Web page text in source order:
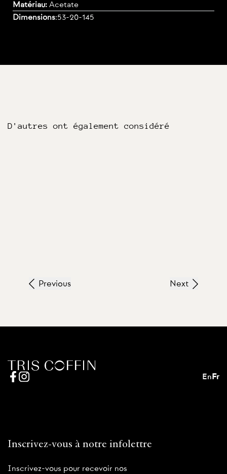
Matériau: Acetate
Dimensions:53-20-145
D'autres ont également considéré
Previous Next
En Fr
Inscrivez-vous à notre infolettre
Inscrivez-vous pour recevoir nos